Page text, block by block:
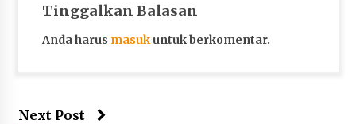
Tinggalkan Balasan
Anda harus masukuntuk berkomentar.
Next Post